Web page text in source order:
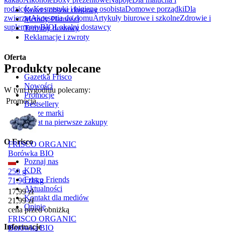
rodzicówKosmetyki i higiena osobistaDomowe porządkiDla
zwierzątAkcesoria do domuArtykuły biurowe i szkolneZdrowie i
suplementyBIOLokalni dostawcy
Produkty polecane
W tym tygodniu polecamy:
Promocja
FRISCO ORGANIC
Borówka BIO
250 g
71,96 zł/kg
Cena promocyjna
17,99 zł
21,99 zł
cena przed obniżką
FRISCO ORGANIC
Borówka BIO
Koszt i obszar dostawy
Metody Płatności
Terminy dostawy
Reklamacje i zwroty
Oferta
Gazetka Frisco
Nowości
Promocje
Bestsellery
Nasze marki
Rabat na pierwsze zakupy
O Frisco
Poznaj nas
KDR
Frisco Friends
Aktualności
Kontakt dla mediów
Opinie
Informacje